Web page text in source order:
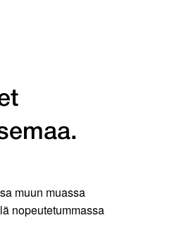
muun muassa
nopeutetummassa